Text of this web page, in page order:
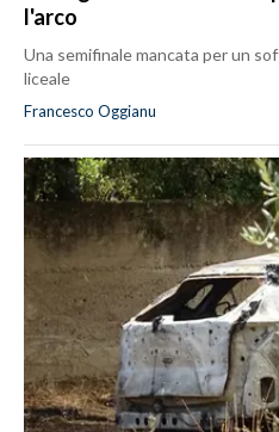
l'arco
Una semifinale mancata per un
liceale
Francesco Oggianu